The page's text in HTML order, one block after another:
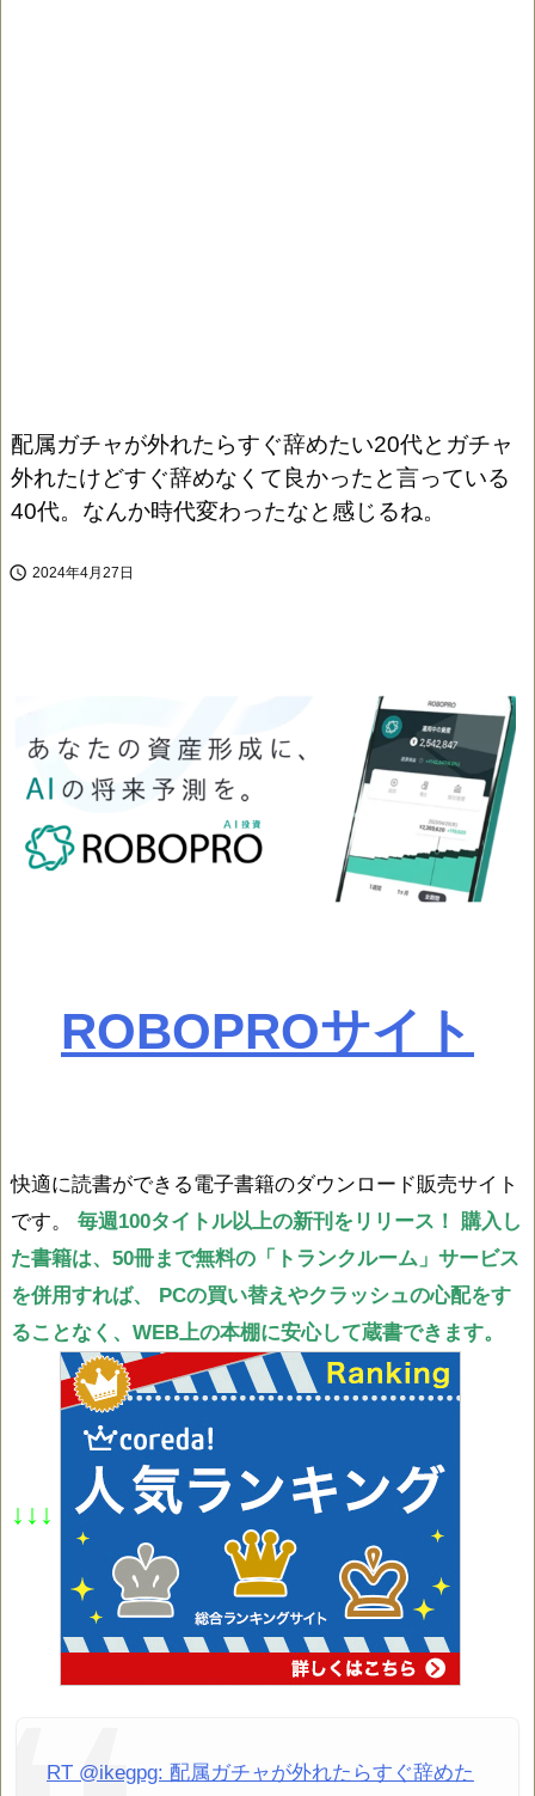
配属ガチャが外れたらすぐ辞めたい20代とガチャ
外れたけどすぐ辞めなくて良かったと言っている
40代。なんか時代変わったなと感じるね。
 2024年4月27日
ROBOPROサイト
快適に読書ができる電子書籍のダウンロード販売サイト
です。 毎週100タイトル以上の新刊をリリース！
購入し
た書籍は、50冊まで無料の「トランクルーム」サービス
を併用すれば、
PCの買い替えやクラッシュの心配をす
ることなく、WEB上の本棚に安心して蔵書できます。
↓↓↓
RT @ikegpg: 配属ガチャが外れたらすぐ辞めた